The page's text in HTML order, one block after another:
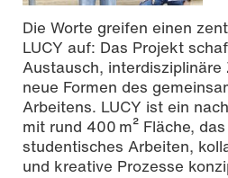
Die Worte greifen einen
LUCY auf: Das Projekt
Austausch,
neue Formen des
Arbeitens. LUCY ist ein
mit rund 400 m² Fläche,
studentisches Arbeiten,
und kreative Prozesse